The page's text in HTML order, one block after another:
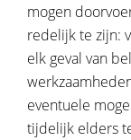
mogen
redelijk te zijn:
elk geval van
eventuele
tijdelijk elders